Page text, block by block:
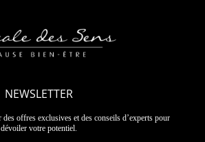
NEWSLETTER
offres exclusives et des conseils d’experts pour
dévoiler votre potentiel.